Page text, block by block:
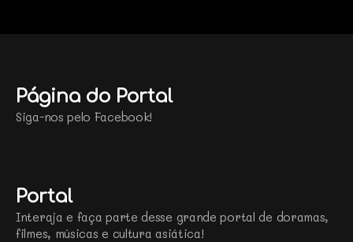
Página do Portal
Siga-nos pelo Facebook!
Portal
Interaja e faça parte desse grande portal de doramas,
filmes, músicas e cultura asiática!